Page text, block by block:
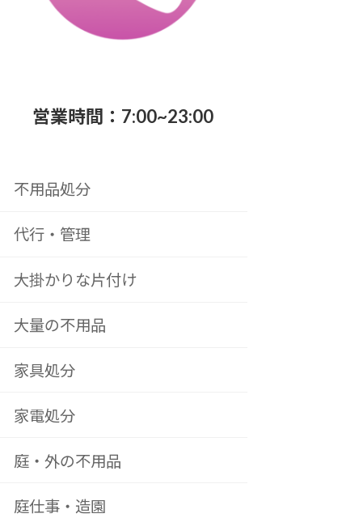
営業時間：7:00~23:00
不用品処分
代行・管理
大掛かりな片付け
大量の不用品
家具処分
家電処分
庭・外の不用品
庭仕事・造園